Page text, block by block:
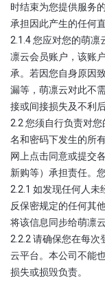
时结束为您提供服务
承担因此产生的任何
2.1.4 您应对您的萌凛
凛云会员账户，该账
承。若因您自身原因
漏等，萌凛云对此不
接或间接损失及不利后
2.2 您须自行负责对
名和密码下发生的所
网上点击同意或提交
新购等）承担责任。
2.2.1 如发现任何人未
反保密规定的任何其
将该信息同步给萌凛云
2.2.2 请确保您在每次
云平台。本公司不能
损失或损毁负责。